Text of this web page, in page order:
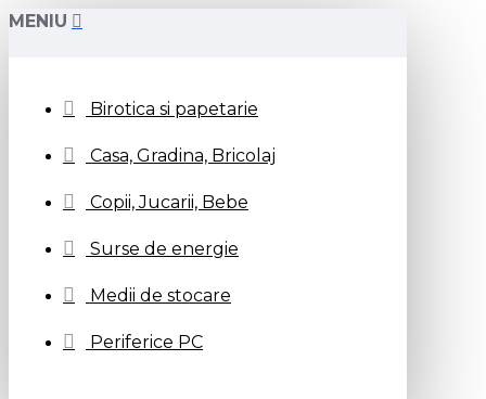
MENIU
Birotica si papetarie
Casa, Gradina, Bricolaj
Copii, Jucarii, Bebe
Surse de energie
Medii de stocare
Periferice PC